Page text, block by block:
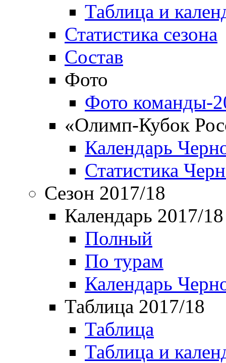
Таблица и
Статистика сезона
Состав
Фото
Фото команды-
«Олимп-Кубок
Календарь
Статистика
Сезон 2017/18
Календарь 2017/18
Полный
По турам
Календарь
Таблица 2017/18
Таблица
Таблица и